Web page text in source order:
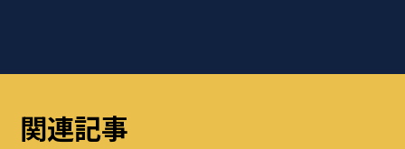
関連記事